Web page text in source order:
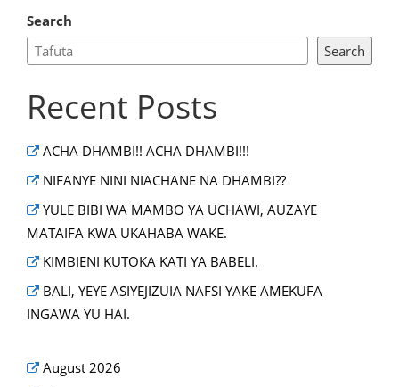
Search
Search
Recent Posts
ACHA DHAMBI!! ACHA DHAMBI!!!
NIFANYE NINI NIACHANE NA DHAMBI??
YULE BIBI WA MAMBO YA UCHAWI, AUZAYE
MATAIFA KWA UKAHABA WAKE.
KIMBIENI KUTOKA KATI YA BABELI.
BALI, YEYE ASIYEJIZUIA NAFSI YAKE AMEKUFA
INGAWA YU HAI.
August 2026